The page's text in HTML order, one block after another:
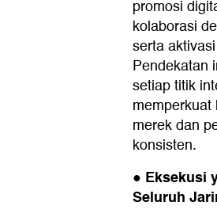
promosi
kolaborasi
serta
Pendekatan
setiap titik
merek dan
konsisten.
● Eksekusi
Seluruh